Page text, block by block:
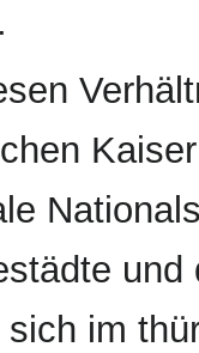
sich im